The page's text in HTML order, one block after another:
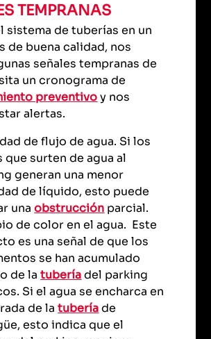
TEMPRANAS
sistema de tuberías en un
de buena calidad, nos
señales tempranas de
un cronograma de
preventivoy nos
alertas.
de flujo de agua. Si los
que surten de agua al
generan una menor
de líquido, esto puede
unaobstrucción parcial.
de color en el agua. Este
es una señal de que los
se han acumulado
de latuberíadel parking
Si el agua se encharca en
de latuberíade
esto indica que el